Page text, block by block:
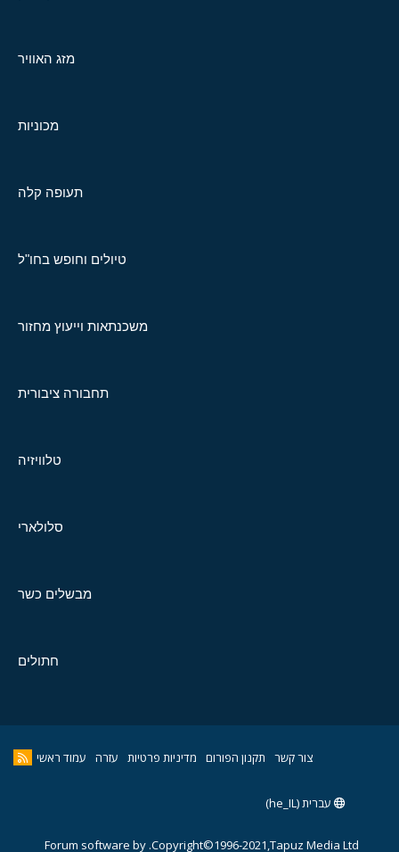
מזג האוויר
מכוניות
תעופה קלה
טיולים וחופש בחו"ל
משכנתאות וייעוץ מחזור
תחבורה ציבורית
טלוויזיה
סלולארי
מבשלים כשר
חתולים
צור קשר תקנון הפורום מדיניות פרטיות עזרה עמוד ראשי
עברית (he_IL)
Copyright©1996-2021,Tapuz Media Ltd.
Forum software by